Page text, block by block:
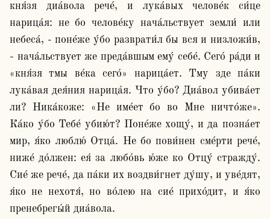
кня́зя диа́вола рече́, и лука́вых челове́к си́це
нарица́я: не бо челове́ку нача́льствует земли́ или
небеса́, - поне́же у́бо разврати́л бы вся и низложи́в,
- нача́льствует же преда́вшым ему́ себе́. Сего́ ра́ди и
«кня́зя тмы ве́ка сего́» нарица́ет. Тму зде па́ки
лука́вая дея́ния нарица́я. Что у́бо? Диа́вол убива́ет
ли? Ника́коже: «Не име́ет бо во Мне ничто́же».
Ка́ко у́бо Тебе́ убию́т? Поне́же хощу́, и да позна́ет
мир, я́ко люблю́ Отца́. Не бо пови́нен сме́рти рече́,
ниже́ до́лжен: ея́ за любо́вь ю́же ко Отцу́ стражду́.
Сие́ же рече́, да па́ки их воздви́гнет ду́шу, и уве́дят,
я́ко не нехотя́, но во́лею на сие́ прихо́дит, и я́ко
пренебрегы́й диа́вола.